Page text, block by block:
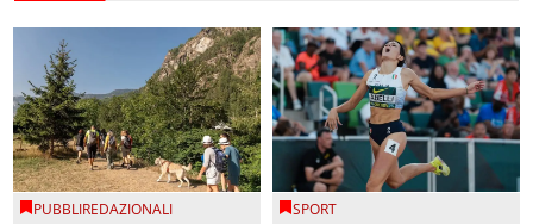
PUBBLIREDAZIONALI SPORT